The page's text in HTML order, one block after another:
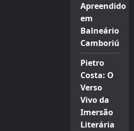
Apreendido
em
Balneário
Camboriú
Pietro
Costa: O
Verso
Vivo da
Imersão
Literária